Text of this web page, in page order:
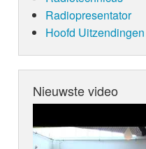
Radiopresentator
Hoofd Uitzendingen
Nieuwste video